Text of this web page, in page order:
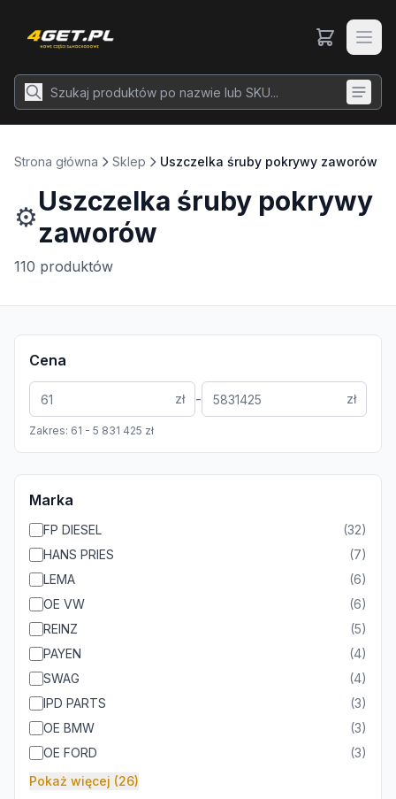
Strona główna Sklep Uszczelka śruby pokrywy zaworów
⚙️Uszczelka śruby pokrywy
zaworów
110 produktów
Cena
zł - zł
Zakres: 61 - 5 831 425 zł
Marka
FP DIESEL (32)
HANS PRIES
(7)
LEMA
(6)
OE VW
(6)
REINZ
(5)
PAYEN
(4)
SWAG
(4)
IPD PARTS
(3)
OE BMW
(3)
OE FORD
(3)
Pokaż więcej (26)